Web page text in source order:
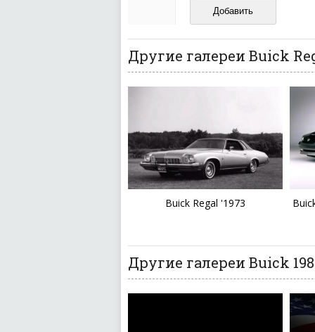
И запаситесь терпением,
ваш отзыв может
Другие галереи Buick
Buick Regal '1973
Другие галереи Buick